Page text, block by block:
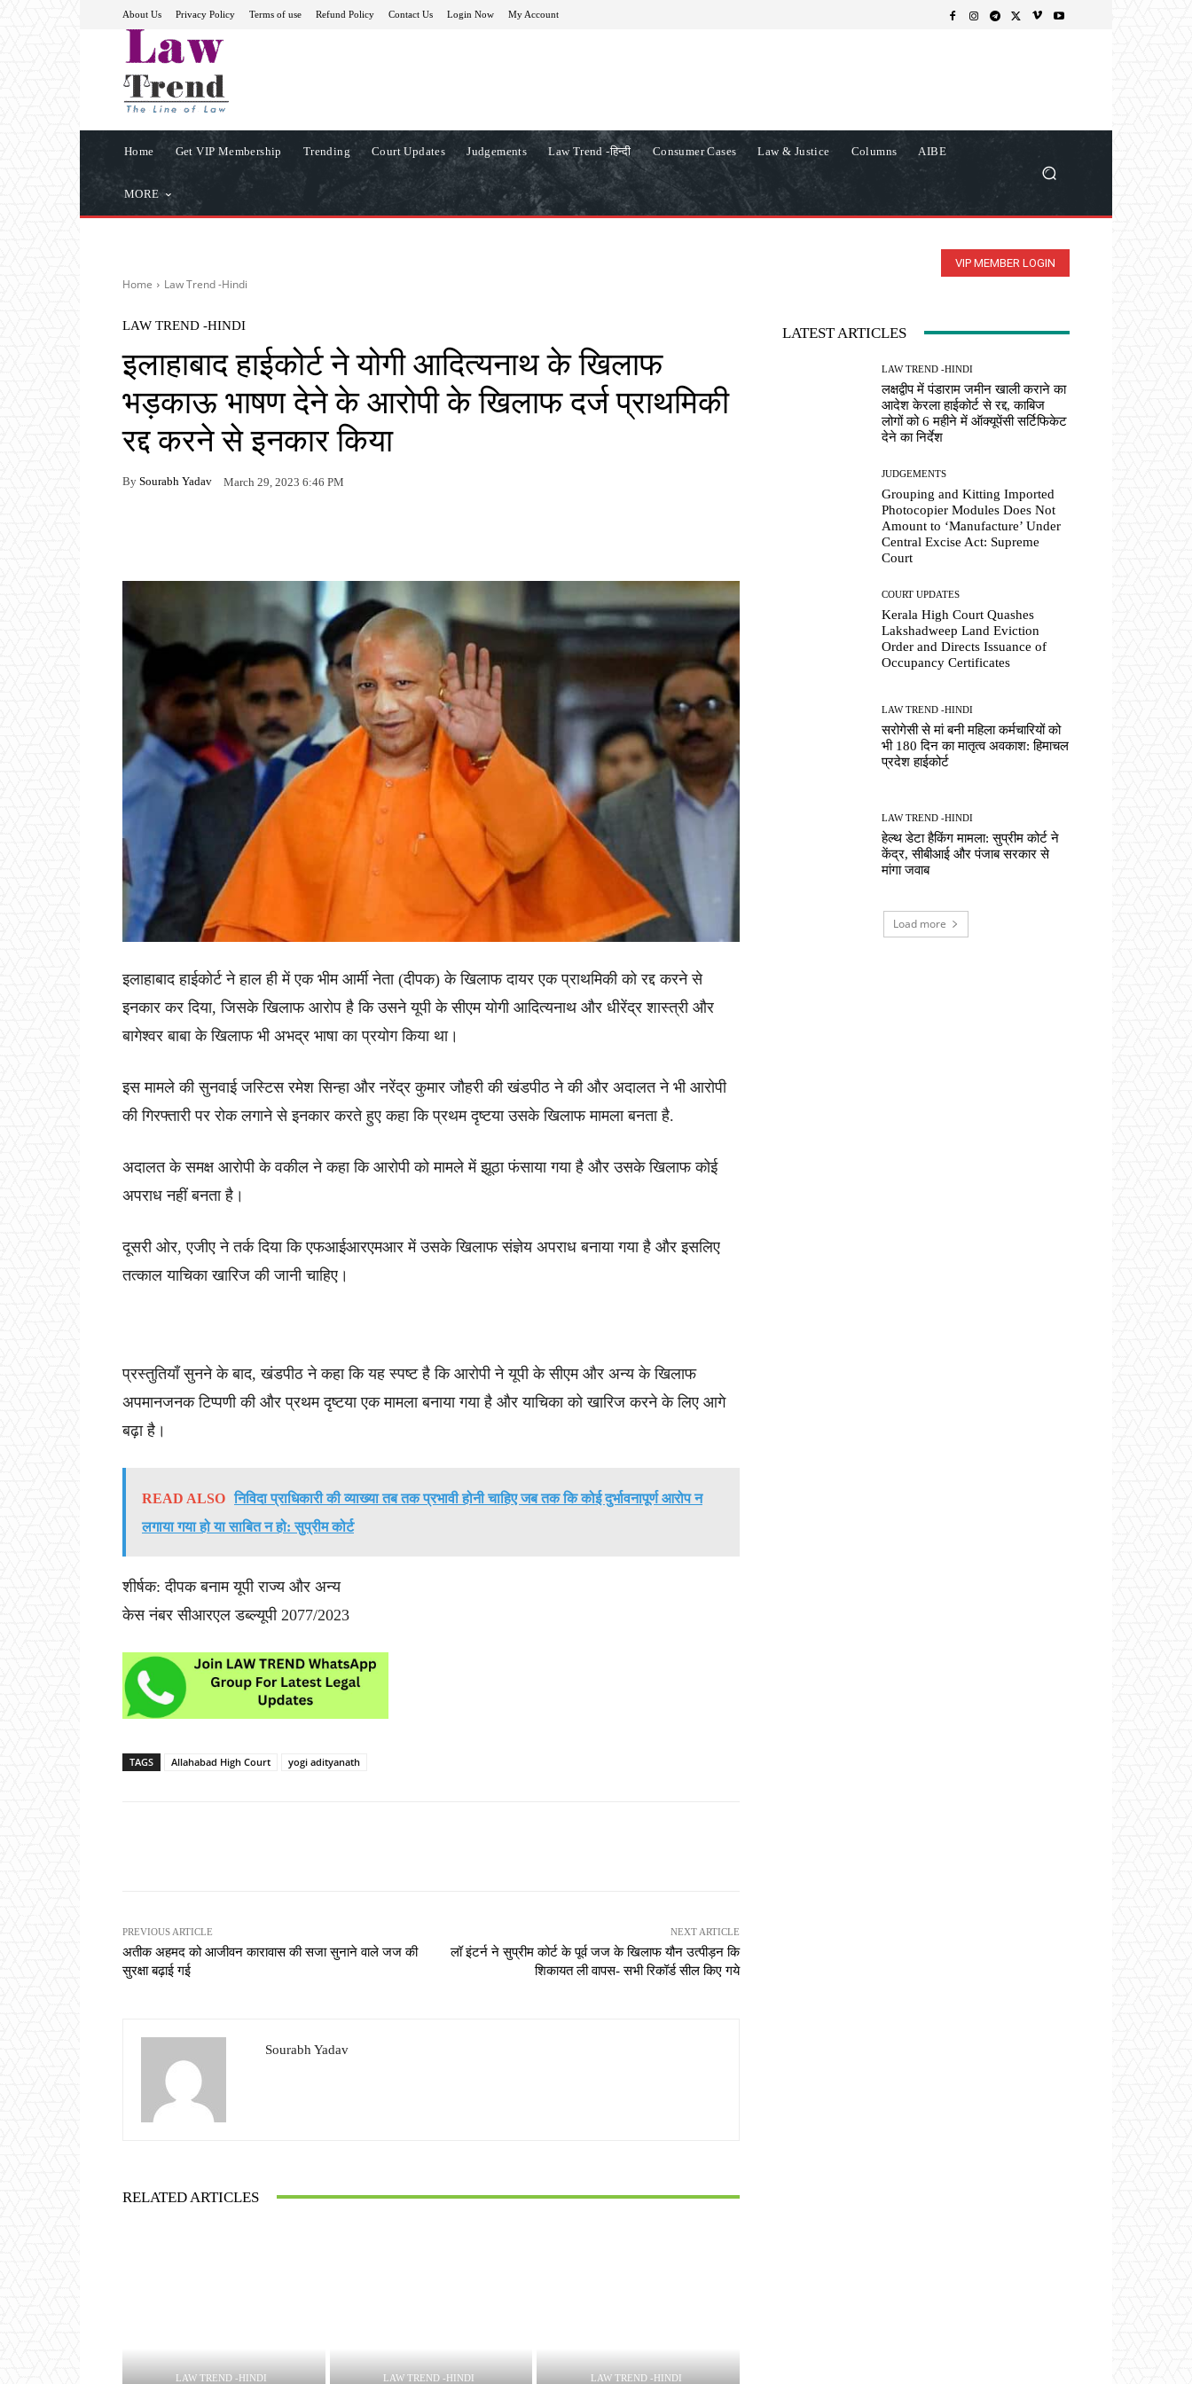
About Us Privacy Policy Terms of use Refund Policy Contact Us Login Now My Account
Home Get VIP Membership Trending Court Updates Judgements Law Trend -हिन्दी Consumer Cases Law & Justice Columns AIBE
MORE
VIP MEMBER LOGIN
Home Law Trend -Hindi
LAW TREND -HINDI
इलाहाबाद हाईकोर्ट ने योगी आदित्यनाथ के खिलाफ
भड़काऊ भाषण देने के आरोपी के खिलाफ दर्ज प्राथमिकी
रद्द करने से इनकार किया
By Sourabh Yadav March 29, 2023 6:46 PM
इलाहाबाद हाईकोर्ट ने हाल ही में एक भीम आर्मी नेता (दीपक) के खिलाफ दायर एक प्राथमिकी को रद्द करने से
इनकार कर दिया, जिसके खिलाफ आरोप है कि उसने यूपी के सीएम योगी आदित्यनाथ और धीरेंद्र शास्त्री और
बागेश्वर बाबा के खिलाफ भी अभद्र भाषा का प्रयोग किया था।
इस मामले की सुनवाई जस्टिस रमेश सिन्हा और नरेंद्र कुमार जौहरी की खंडपीठ ने की और अदालत ने भी आरोपी
की गिरफ्तारी पर रोक लगाने से इनकार करते हुए कहा कि प्रथम दृष्टया उसके खिलाफ मामला बनता है.
अदालत के समक्ष आरोपी के वकील ने कहा कि आरोपी को मामले में झूठा फंसाया गया है और उसके खिलाफ कोई
अपराध नहीं बनता है।
दूसरी ओर, एजीए ने तर्क दिया कि एफआईआरएमआर में उसके खिलाफ संज्ञेय अपराध बनाया गया है और इसलिए
तत्काल याचिका खारिज की जानी चाहिए।
प्रस्तुतियाँ सुनने के बाद, खंडपीठ ने कहा कि यह स्पष्ट है कि आरोपी ने यूपी के सीएम और अन्य के खिलाफ
अपमानजनक टिप्पणी की और प्रथम दृष्टया एक मामला बनाया गया है और याचिका को खारिज करने के लिए आगे
बढ़ा है।
READ ALSO निविदा प्राधिकारी की व्याख्या तब तक प्रभावी होनी चाहिए जब तक कि कोई दुर्भावनापूर्ण आरोप न
लगाया गया हो या साबित न हो: सुप्रीम कोर्ट
शीर्षक: दीपक बनाम यूपी राज्य और अन्य
केस नंबर सीआरएल डब्ल्यूपी 2077/2023
TAGS Allahabad High Court yogi adityanath
PREVIOUS ARTICLE
अतीक अहमद को आजीवन कारावास की सजा सुनाने वाले जज की
सुरक्षा बढ़ाई गई
NEXT ARTICLE
लॉ इंटर्न ने सुप्रीम कोर्ट के पूर्व जज के खिलाफ यौन उत्पीड़न कि
शिकायत ली वापस- सभी रिकॉर्ड सील किए गये
Sourabh Yadav
RELATED ARTICLES
LAW TREND -HINDI LAW TREND -HINDI LAW TREND -HINDI
LATEST ARTICLES
LAW TREND -HINDI
लक्षद्वीप में पंडाराम जमीन खाली कराने का
आदेश केरला हाईकोर्ट से रद्द, काबिज
लोगों को 6 महीने में ऑक्यूपेंसी सर्टिफिकेट
देने का निर्देश
JUDGEMENTS
Grouping and Kitting Imported
Photocopier Modules Does Not
Amount to ‘Manufacture’ Under
Central Excise Act: Supreme
Court
COURT UPDATES
Kerala High Court Quashes
Lakshadweep Land Eviction
Order and Directs Issuance of
Occupancy Certificates
LAW TREND -HINDI
सरोगेसी से मां बनी महिला कर्मचारियों को
भी 180 दिन का मातृत्व अवकाश: हिमाचल
प्रदेश हाईकोर्ट
LAW TREND -HINDI
हेल्थ डेटा हैकिंग मामला: सुप्रीम कोर्ट ने
केंद्र, सीबीआई और पंजाब सरकार से
मांगा जवाब
Load more